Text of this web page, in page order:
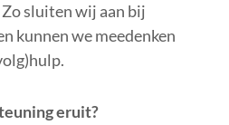
sluiten wij aan bij
kunnen we meedenken
eruit?